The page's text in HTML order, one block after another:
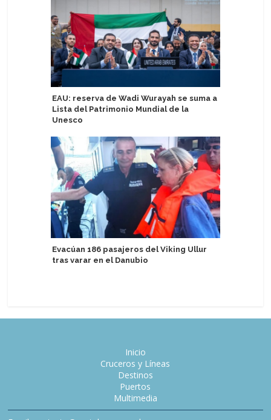
EAU: reserva de Wadi Wurayah se suma a
Lista del Patrimonio Mundial de la
Unesco
Evacúan 186 pasajeros del Viking Ullur
tras varar en el Danubio
Inicio
Cruceros y Líneas
Destinos
Puertos
Multimedia